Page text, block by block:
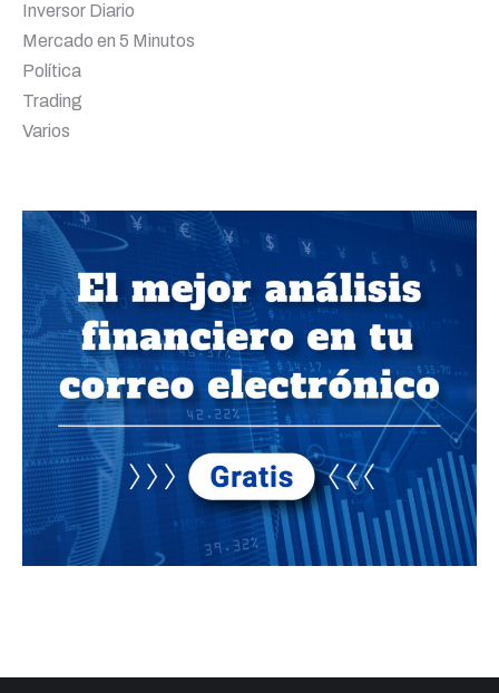
Inversor Diario
Mercado en 5 Minutos
Política
Trading
Varios